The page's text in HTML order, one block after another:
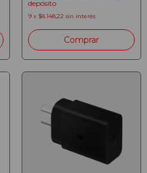
depósito
9 x $8.148,22 sin interés